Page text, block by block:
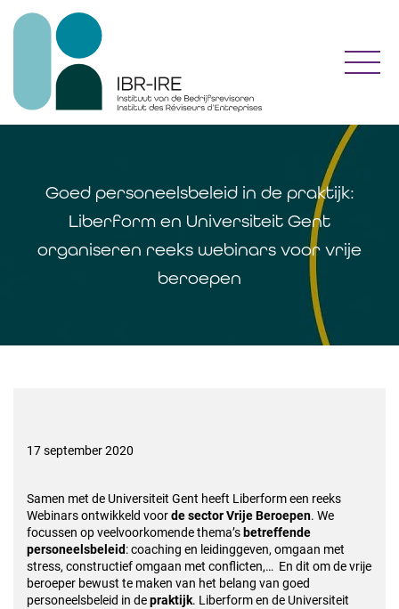
Goed personeelsbeleid in de praktijk:
Liberform en Universiteit Gent
organiseren reeks webinars voor vrije
beroepen
17 september 2020
Samen met de Universiteit Gent heeft Liberform een reeks
Webinars ontwikkeld voorde sector Vrije Beroepen. We
focussen op veelvoorkomende thema’s betreffende
personeelsbeleid: coaching en leidinggeven, omgaan met
stress, constructief omgaan met conflicten,… En dit om de vrije
beroeper bewust te maken van het belang van goed
personeelsbeleid in depraktijk. Liberform en de Universiteit